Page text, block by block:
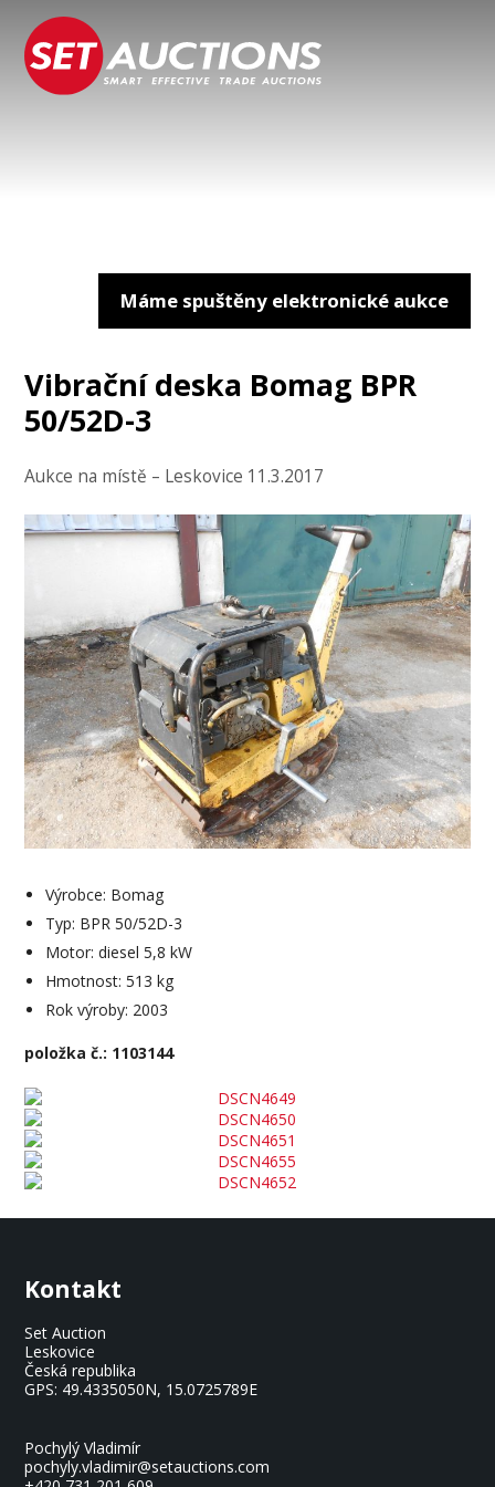
Máme spuštěny elektronické aukce
Vibrační deska Bomag BPR
50/52D-3
Aukce na místě – Leskovice 11.3.2017
Výrobce: Bomag
Typ: BPR 50/52D-3
Motor: diesel 5,8 kW
Hmotnost: 513 kg
Rok výroby: 2003
položka č.: 1103144
Kontakt
Set Auction
Leskovice
Česká republika
GPS: 49.4335050N, 15.0725789E
Pochylý Vladimír
pochyly.vladimir@setauctions.com